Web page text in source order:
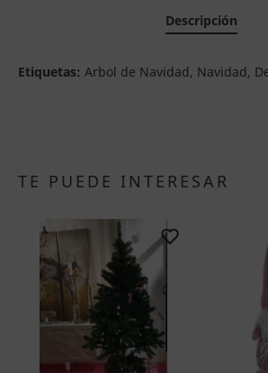
Descripción
Etiquetas: Arbol de Navidad, Navidad,
TE PUEDE INTERESAR